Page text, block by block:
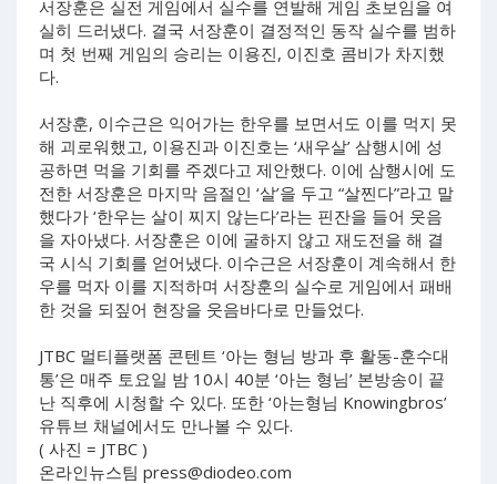
서장훈은 실전 게임에서 실수를 연발해 게임 초보임을 여
실히 드러냈다. 결국 서장훈이 결정적인 동작 실수를 범하
며 첫 번째 게임의 승리는 이용진, 이진호 콤비가 차지했
다.
서장훈, 이수근은 익어가는 한우를 보면서도 이를 먹지 못
해 괴로워했고, 이용진과 이진호는 ‘새우살’ 삼행시에 성
공하면 먹을 기회를 주겠다고 제안했다. 이에 삼행시에 도
전한 서장훈은 마지막 음절인 ‘살’을 두고 “살찐다”라고 말
했다가 ‘한우는 살이 찌지 않는다’라는 핀잔을 들어 웃음
을 자아냈다. 서장훈은 이에 굴하지 않고 재도전을 해 결
국 시식 기회를 얻어냈다. 이수근은 서장훈이 계속해서 한
우를 먹자 이를 지적하며 서장훈의 실수로 게임에서 패배
한 것을 되짚어 현장을 웃음바다로 만들었다.
JTBC 멀티플랫폼 콘텐트 ‘아는 형님 방과 후 활동-훈수대
통’은 매주 토요일 밤 10시 40분 ‘아는 형님’ 본방송이 끝
난 직후에 시청할 수 있다. 또한 ‘아는형님 Knowingbros’
유튜브 채널에서도 만나볼 수 있다.
( 사진 = JTBC )
온라인뉴스팀 press@diodeo.com